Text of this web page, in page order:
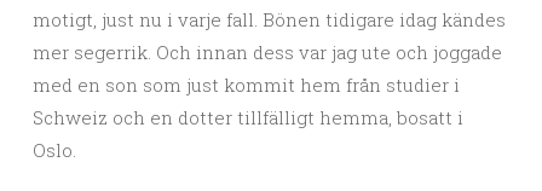
motigt, just nu i varje fall. Bönen tidigare idag kändes
mer segerrik. Och innan dess var jag ute och joggade
med en son som just kommit hem från studier i
Schweiz och en dotter tillfälligt hemma, bosatt i
Oslo.